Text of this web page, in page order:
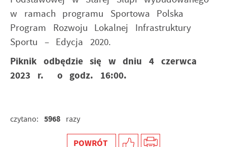
w ramach programu Sportowa Polska
Program Rozwoju Lokalnej Infrastruktury
Sportu – Edycja 2020.
Piknik odbędzie się w dniu 4 czerwca
2023 r. o godz. 16:00.
czytano: 5968 razy
POWRÓT